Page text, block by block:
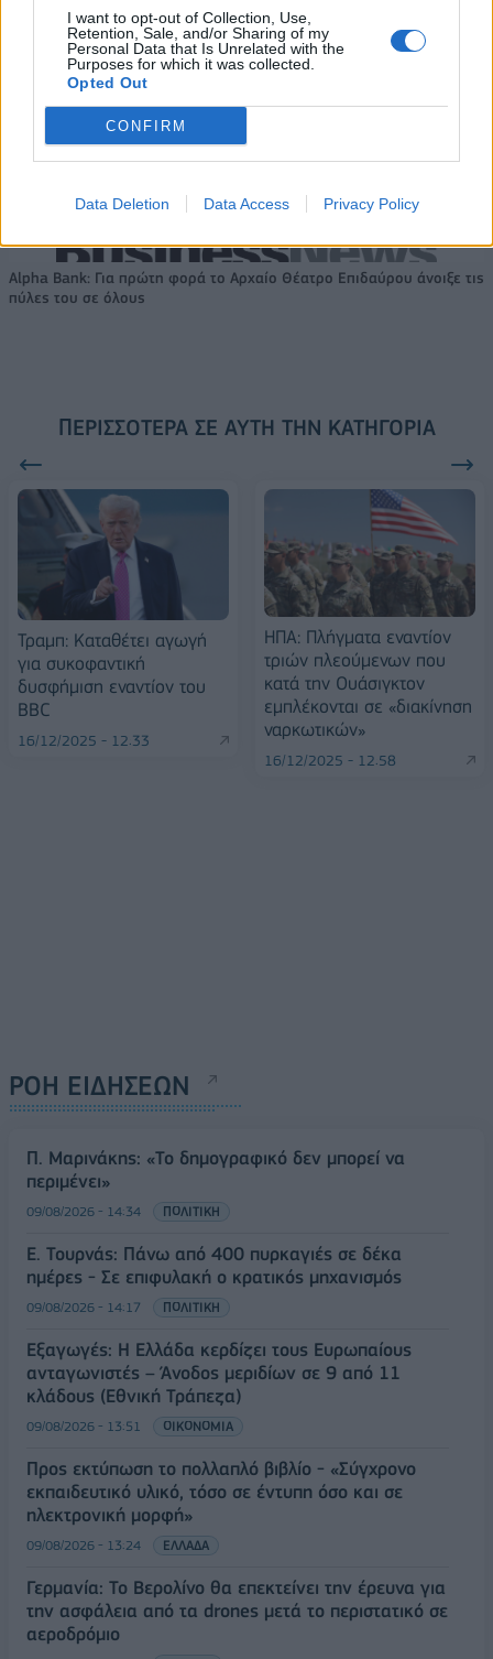
I want to opt-out of Collection, Use,
Retention, Sale, and/or Sharing of my
Personal Data that Is Unrelated with the
Purposes for which it was collected.
Opted Out
CONFIRM
Data Deletion Data Access Privacy Policy
Το FIAT 500 Hybrid τώρα από
18.990 ευρώ
Ατρόμητος και Novibet
συνεχίζουν μαζί: Ανανέωση της
συνεργασίας τους μέχρι το
Alpha Bank: Για πρώτη φορά το Αρχαίο Θέατρο Επιδαύρου άνοιξε τις
πύλες του σε όλους
ΠΕΡΙΣΣΌΤΕΡΑ ΣΕ ΑΥΤΉ ΤΗΝ ΚΑΤΗΓΟΡΊΑ
Τραμπ: Καταθέτει αγωγή
για συκοφαντική
δυσφήμιση εναντίον του
BBC
16/12/2025 - 12:33
ΗΠΑ: Πλήγματα εναντίον
τριών πλεούμενων που
κατά την Ουάσιγκτον
εμπλέκονται σε «διακίνηση
ναρκωτικών»
16/12/2025 - 12:58
ΡΟΗ ΕΙΔΗΣΕΩΝ
Π. Μαρινάκης: «Το δημογραφικό δεν μπορεί να
περιμένει»
09/08/2026 - 14:34 ΠΟΛΙΤΙΚΗ
Ε. Τουρνάς: Πάνω από 400 πυρκαγιές σε δέκα
ημέρες - Σε επιφυλακή ο κρατικός μηχανισμός
09/08/2026 - 14:17 ΠΟΛΙΤΙΚΗ
Εξαγωγές: Η Ελλάδα κερδίζει τους Ευρωπαίους
ανταγωνιστές – Άνοδος μεριδίων σε 9 από 11
κλάδους (Εθνική Τράπεζα)
09/08/2026 - 13:51 ΟΙΚΟΝΟΜΙΑ
Προς εκτύπωση το πολλαπλό βιβλίο - «Σύγχρονο
εκπαιδευτικό υλικό, τόσο σε έντυπη όσο και σε
ηλεκτρονική μορφή»
09/08/2026 - 13:24 ΕΛΛΑΔΑ
Γερμανία: Το Βερολίνο θα επεκτείνει την έρευνα για
την ασφάλεια από τα drones μετά το περιστατικό σε
αεροδρόμιο